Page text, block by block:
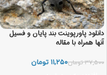
دانلود پاورپوینت بند پایان و فسیل
آنها همراه با مقاله
۳۷,۵۰۰تومان۱۱,۲۵۰ تومان